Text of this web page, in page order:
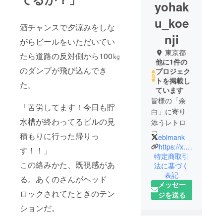
酒チャンスで夕涼みをしな
がらビールをいただいてい
たら道路の反対側から100㎏
のダンプが飛び込んでき
た。
「苦労してます！今日も貯
水槽が終わってるビルの見
積もりに行った帰りっ
す！！」
この絡みかた、既視感があ
る。あくのさんがヘッド
ロックされてたときのテン
ションだ。
yohak
u_koe
nji
東京都
他に1件の
プロジェク
トを掲載し
ています
皆様の「余
白」に寄り
添うレトロ
フュー
チャーコン
セプトカ
フェ。高円
寺北2丁目22
番6キャニオ
ンプラザ大
ebimank
https://x.com/yohaku_koenji
特定商取引
法に基づく
表記
メッセー
ジを送る